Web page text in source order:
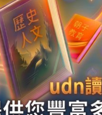
觀光旅遊 親子 教育